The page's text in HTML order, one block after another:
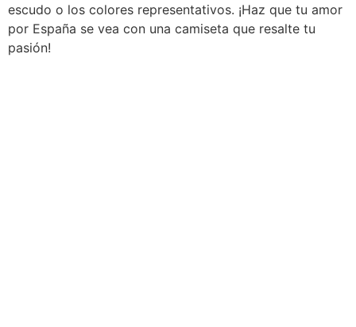
escudo o los colores representativos. ¡Haz que tu amor
por España se vea con una camiseta que resalte tu
pasión!